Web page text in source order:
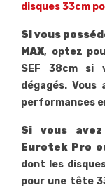
disques 33cm
Si vous
MAX, optez
SEF 38cm si
dégagés.
performances
Si vous
Eurotek Pro
dont les
pour une tête